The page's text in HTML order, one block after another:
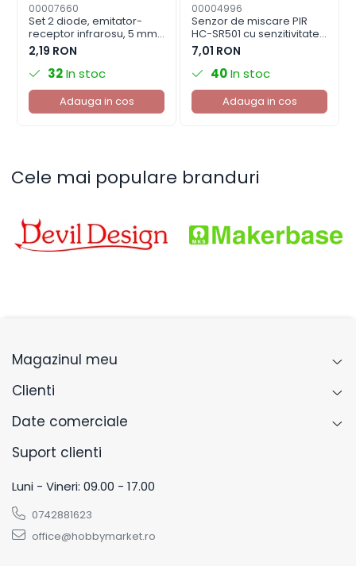
00007660
Set 2 diode, emitator-
receptor infrarosu, 5 mm,
LED IR F5
2,19 RON
32In stoc
Adauga in cos
00004996
Senzor de miscare PIR
HC-SR501 cu senzitivitate
ajustabila
7,01 RON
40In stoc
Adauga in cos
Cele mai populare branduri
Magazinul meu
Clienti
Date comerciale
Suport clienti
Luni - Vineri: 09.00 - 17.00
0742881623
office@hobbymarket.ro